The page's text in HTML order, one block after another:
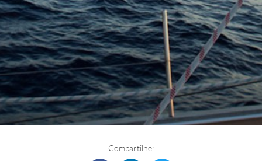
Compartilhe: